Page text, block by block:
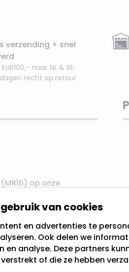
verzending + snel
naar NL & BE
dagen recht op retour
op onze
als onder de
alle GU10 LED
Hue en coin led
GU10aansluiting
van cookies
en advertenties te
Ook delen we
analyse. Deze partners
of die ze hebben